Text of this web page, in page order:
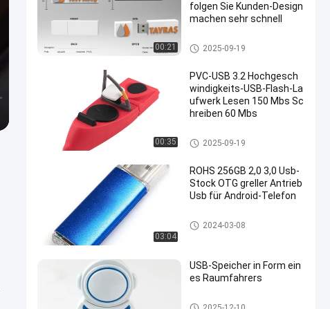
00:21
folgen Sie Kunden-Design
machen sehr schnell
3,0 greller Antrieb USBs
2025-09-19
00:35
PVC-USB 3.2 Hochgesch
windigkeits-USB-Flash-La
ufwerk Lesen 150 Mbs Sc
hreiben 60 Mbs
3,0 greller Antrieb USBs
2025-09-19
03:04
ROHS 256GB 2,0 3,0 Usb-
Stock OTG greller Antrieb
Usb für Android-Telefon
Art greller Antrieb c-otg usb
2024-03-08
USB-Speicher in Form ein
es Raumfahrers
3,0 greller Antrieb USBs